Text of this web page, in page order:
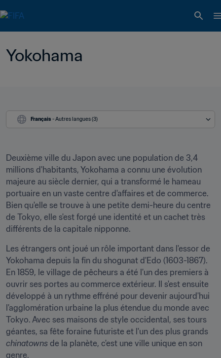
Yokohama
Français - Autres langues (3)
Deuxième ville du Japon avec une population de 3,4
millions d'habitants, Yokohama a connu une évolution
majeure au siècle dernier, qui a transformé le hameau
portuaire en un vaste centre d'affaires et de commerce.
Bien qu'elle se trouve à une petite demi-heure du centre
de Tokyo, elle s'est forgé une identité et un cachet très
différents de la capitale nipponne.
Les étrangers ont joué un rôle important dans l'essor de
Yokohama depuis la fin du shogunat d'Edo (1603-1867).
En 1859, le village de pêcheurs a été l'un des premiers à
ouvrir ses portes au commerce extérieur. Il s'est ensuite
développé à un rythme effréné pour devenir aujourd'hui
l'agglomération urbaine la plus étendue du monde avec
Tokyo. Avec ses maisons de style occidental, ses tours
chinatowns de la planète, c'est une ville unique en son
genre.